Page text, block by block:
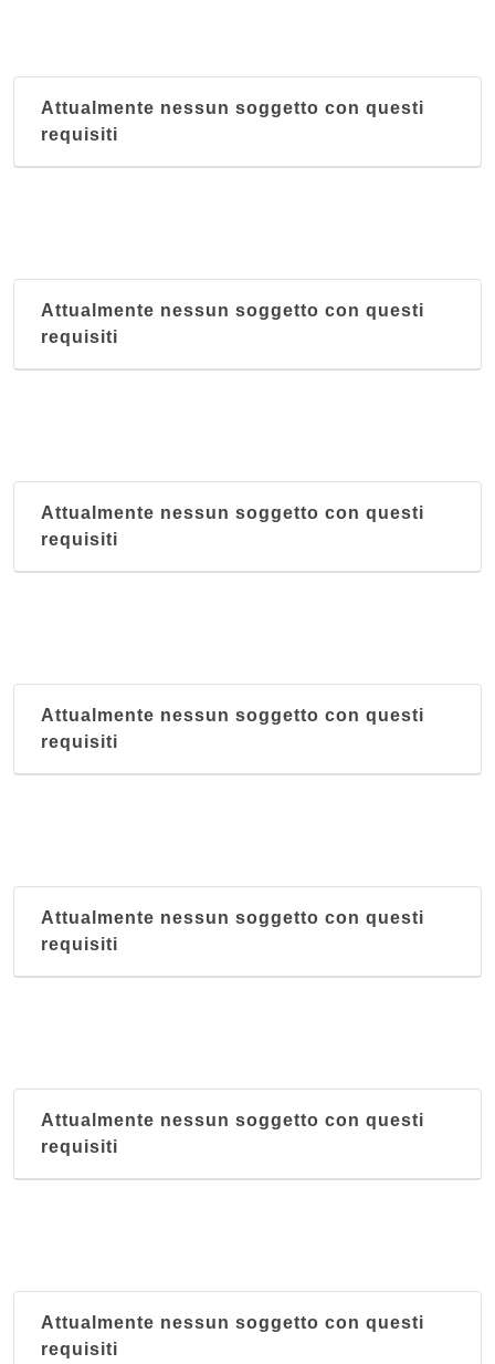
Attualmente nessun soggetto con questi
requisiti
Attualmente nessun soggetto con questi
requisiti
Attualmente nessun soggetto con questi
requisiti
Attualmente nessun soggetto con questi
requisiti
Attualmente nessun soggetto con questi
requisiti
Attualmente nessun soggetto con questi
requisiti
Attualmente nessun soggetto con questi
requisiti